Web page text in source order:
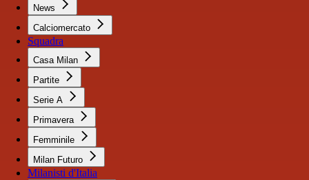
News
Calciomercato
Squadra
Casa Milan
Partite
Serie A
Primavera
Femminile
Milan Futuro
Milanisti d'Italia